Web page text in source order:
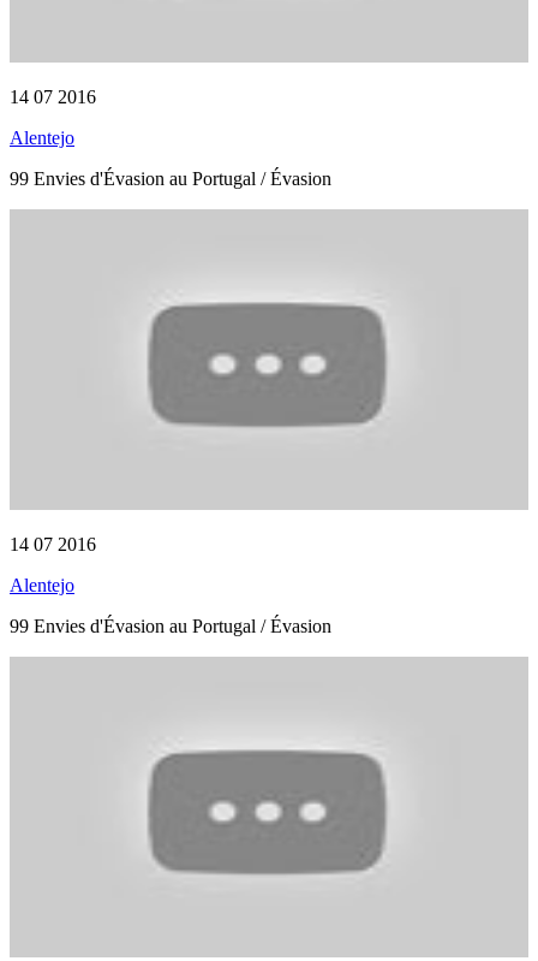
14 07 2016
Alentejo
99 Envies d'Évasion au Portugal / Évasion
14 07 2016
Alentejo
99 Envies d'Évasion au Portugal / Évasion